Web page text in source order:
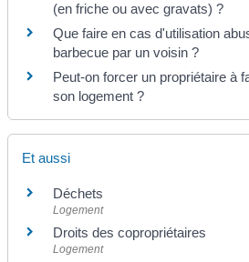
(en friche ou avec gravats) ?
Que faire en cas d'utilisation
barbecue par un voisin ?
Peut-on forcer un propriétaire à
son logement ?
Et aussi
Déchets
Logement
Droits des copropriétaires
Logement